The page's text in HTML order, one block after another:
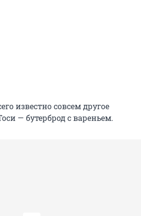
известно совсем другое
— бутерброд с вареньем.